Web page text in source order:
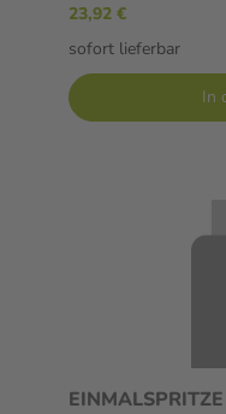
23,92 €
sofort lieferbar
In